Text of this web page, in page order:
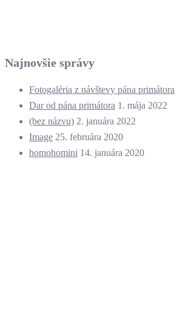
Najnovšie správy
Fotogaléria z návštevy pána primátora
Dar od pána primátora 1. mája 2022
(bez názvu) 2. januára 2022
Image 25. februára 2020
homohomini 14. januára 2020